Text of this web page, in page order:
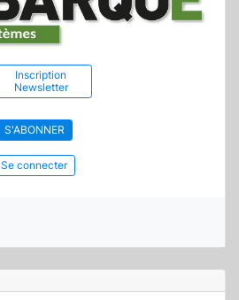
Inscription
Newsletter
S'ABONNER
Se connecter